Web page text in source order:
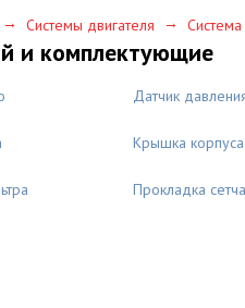
→ Системы двигателя →
и комплектующие
Датчик
Крышка
Прокладка